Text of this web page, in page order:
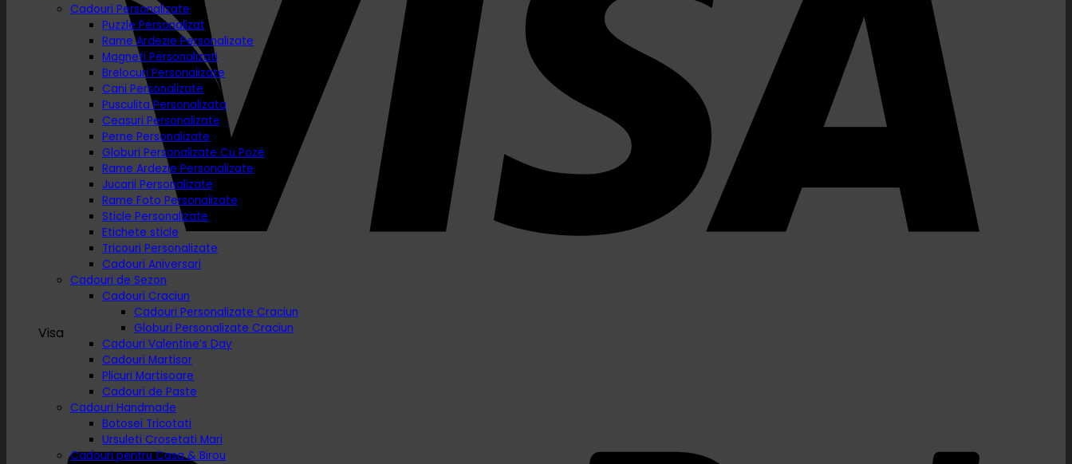
Visa
Cadouri Personalizate
Puzzle Personalizat
Rame Ardezie Personalizate
Magneti Personalizati
Brelocuri Personalizate
Cani Personalizate
Pusculita Personalizata
Ceasuri Personalizate
Perne Personalizate
Globuri Personalizate Cu Poze
Rame Ardezie Personalizate
Jucarii Personalizate
Rame Foto Personalizate
Sticle Personalizate
Etichete sticle
Tricouri Personalizate
Cadouri Aniversari
Cadouri de Sezon
Cadouri Craciun
Cadouri Personalizate Craciun
Globuri Personalizate Craciun
Cadouri Valentine’s Day
Cadouri Martisor
Plicuri Martisoare
Cadouri de Paste
Cadouri Handmade
Botosei Tricotati
Ursuleti Crosetati Mari
Cadouri pentru Casa & Birou